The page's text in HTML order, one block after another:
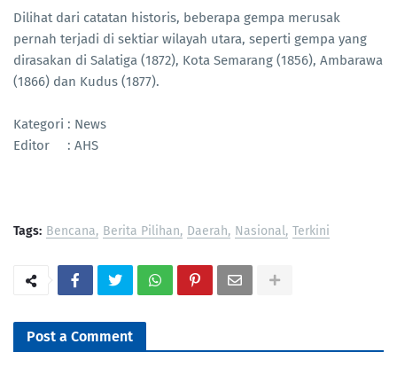
Dilihat dari catatan historis, beberapa gempa merusak
pernah terjadi di sektiar wilayah utara, seperti gempa yang
dirasakan di Salatiga (1872), Kota Semarang (1856), Ambarawa
(1866) dan Kudus (1877).
Kategori : News
Editor : AHS
Tags: Bencana Berita Pilihan Daerah Nasional Terkini
Post a Comment